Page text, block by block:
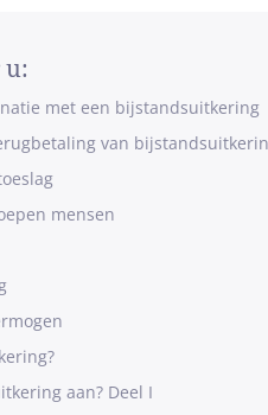
met een bijstandsuitkering
van
mensen
aan? Deel I